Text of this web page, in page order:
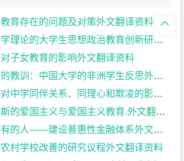
育存在的问题及对策外文翻译资料
论的大学生思想政治教育创新研究外文翻译资料
子女教育的影响外文翻译资料
训：中国大学的非洲学生反思外文翻译资料
学同伴关系、同理心和欺凌的影响外文翻译资料
的爱国主义与爱国主义教育.外文翻译资料
的人——建设普惠性金融体系外文翻译资料
村学校改善的研究议程外文翻译资料
